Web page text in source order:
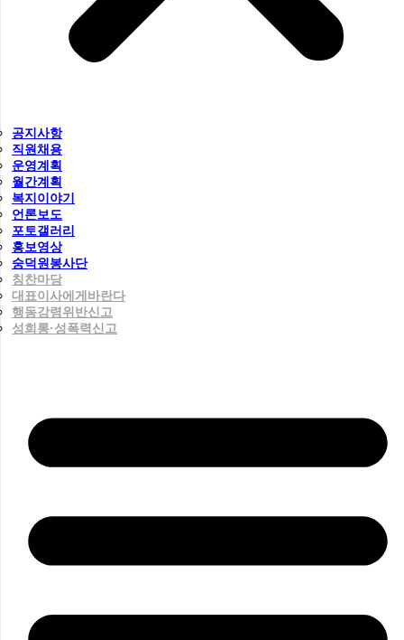
공지사항
직원채용
운영계획
월간계획
복지이야기
언론보도
포토갤러리
홍보영상
숭덕원봉사단
칭찬마당
대표이사에게바란다
행동강령위반신고
성희롱·성폭력신고